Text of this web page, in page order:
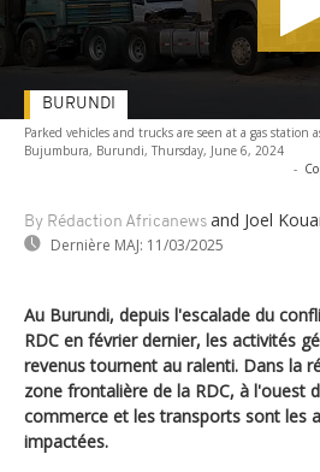
Parked vehicles and trucks are seen at a gas
Bujumbura, Burundi, Thursday, June 6, 2024
-
By Rédaction Africanews and Joel
Dernière MAJ: 11/03/2025
BURUNDI
Au Burundi, depuis l'escalade du
RDC en février dernier, les activités
revenus tournent au ralenti. Dans la
zone frontalière de la RDC, à l'ouest
commerce et les transports sont les
impactées.